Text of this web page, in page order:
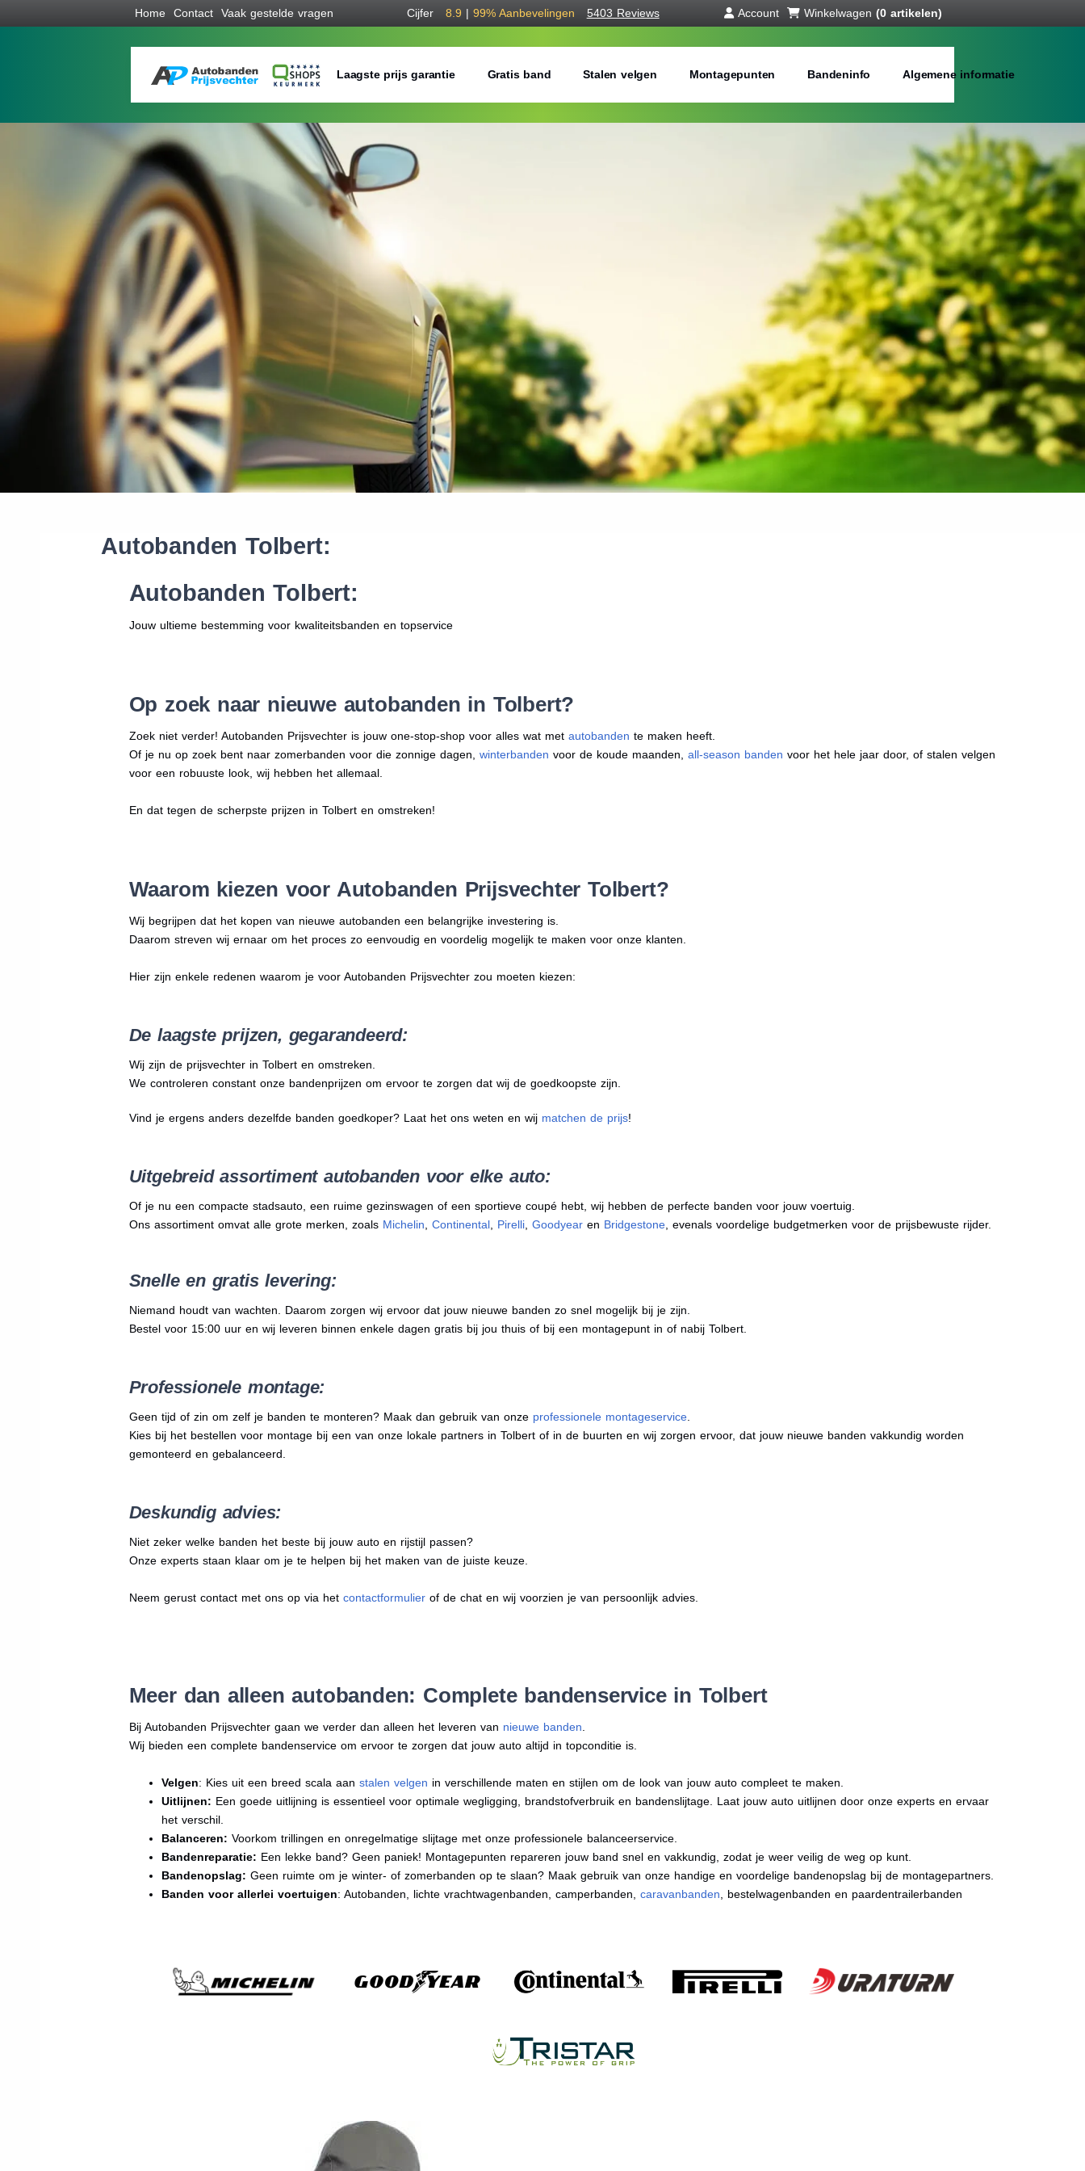
Home Contact Vaak gestelde vragen Cijfer 8.9 | 99% Aanbevelingen 5403 Reviews Account Winkelwagen (0 artikelen)
Laagste prijs garantie Gratis band Stalen velgen Montagepunten Bandeninfo Algemene informatie
Inch:
Waar vind ik de maat van mijn banden
Help mij met bestellen
Autobanden Tolbert:
Autobanden Tolbert:
Jouw ultieme bestemming voor kwaliteitsbanden en topservice
Op zoek naar nieuwe autobanden in Tolbert?
Zoek niet verder! Autobanden Prijsvechter is jouw one-stop-shop voor alles wat met autobanden te maken heeft.
Of je nu op zoek bent naar zomerbanden voor die zonnige dagen, winterbanden voor de koude maanden, all-season banden voor het hele jaar door, of stalen velgen
voor een robuuste look, wij hebben het allemaal.
En dat tegen de scherpste prijzen in Tolbert en omstreken!
Waarom kiezen voor Autobanden Prijsvechter Tolbert?
Wij begrijpen dat het kopen van nieuwe autobanden een belangrijke investering is.
Daarom streven wij ernaar om het proces zo eenvoudig en voordelig mogelijk te maken voor onze klanten.
Hier zijn enkele redenen waarom je voor Autobanden Prijsvechter zou moeten kiezen:
De laagste prijzen, gegarandeerd:
Wij zijn de prijsvechter in Tolbert en omstreken.
We controleren constant onze bandenprijzen om ervoor te zorgen dat wij de goedkoopste zijn.
Vind je ergens anders dezelfde banden goedkoper? Laat het ons weten en wij matchen de prijs!
Uitgebreid assortiment autobanden voor elke auto:
Of je nu een compacte stadsauto, een ruime gezinswagen of een sportieve coupé hebt, wij hebben de perfecte banden voor jouw voertuig.
Ons assortiment omvat alle grote merken, zoals Michelin, Continental, Pirelli, Goodyearen Bridgestone, evenals voordelige budgetmerken voor de prijsbewuste rijder.
Snelle en gratis levering:
Niemand houdt van wachten. Daarom zorgen wij ervoor dat jouw nieuwe banden zo snel mogelijk bij je zijn.
Bestel voor 15:00 uur en wij leveren binnen enkele dagen gratis bij jou thuis of bij een montagepunt in of nabij Tolbert.
Professionele montage:
Geen tijd of zin om zelf je banden te monteren? Maak dan gebruik van onze professionele montageservice.
Kies bij het bestellen voor montage bij een van onze lokale partners in Tolbert of in de buurten en wij zorgen ervoor, dat jouw nieuwe banden vakkundig worden
gemonteerd en gebalanceerd.
Deskundig advies:
Niet zeker welke banden het beste bij jouw auto en rijstijl passen?
Onze experts staan klaar om je te helpen bij het maken van de juiste keuze.
Neem gerust contact met ons op via het contactformulierof de chat en wij voorzien je van persoonlijk advies.
Meer dan alleen autobanden: Complete bandenservice in Tolbert
Bij Autobanden Prijsvechter gaan we verder dan alleen het leveren van nieuwe banden.
Wij bieden een complete bandenservice om ervoor te zorgen dat jouw auto altijd in topconditie is.
Velgen: Kies uit een breed scala aan stalen velgen in verschillende maten en stijlen om de look van jouw auto compleet te maken.
Uitlijnen: Een goede uitlijning is essentieel voor optimale wegligging, brandstofverbruik en bandenslijtage. Laat jouw auto uitlijnen door onze experts en ervaar
het verschil.
Balanceren: Voorkom trillingen en onregelmatige slijtage met onze professionele balanceerservice.
Bandenreparatie: Een lekke band? Geen paniek! Montagepunten repareren jouw band snel en vakkundig, zodat je weer veilig de weg op kunt.
Bandenopslag: Geen ruimte om je winter- of zomerbanden op te slaan? Maak gebruik van onze handige en voordelige bandenopslag bij de montagepartners.
Banden voor allerlei voertuigen: Autobanden, lichte vrachtwagenbanden, camperbanden, caravanbanden, bestelwagenbanden en paardentrailerbanden